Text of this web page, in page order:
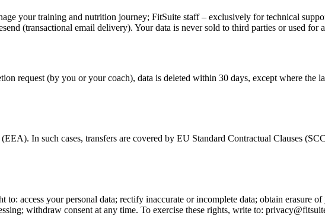
your training and nutrition journey; FitSuite staff – exclusively for technical
(transactional email delivery). Your data is never sold to third parties or used for
request (by you or your coach), data is deleted within 30 days, except where the
In such cases, transfers are covered by EU Standard Contractual Clauses
access your personal data; rectify inaccurate or incomplete data; obtain erasure
withdraw consent at any time. To exercise these rights, write to: